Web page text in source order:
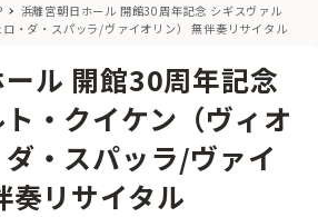
浜離宮朝日ホール 開館30周年記念 シギスヴァル
・ダ・スパッラ/ヴァイオリン） 無伴奏リサイタル
ル 開館30周年記念
・クイケン（ヴィオ
・スパッラ/ヴァイ
奏リサイタル